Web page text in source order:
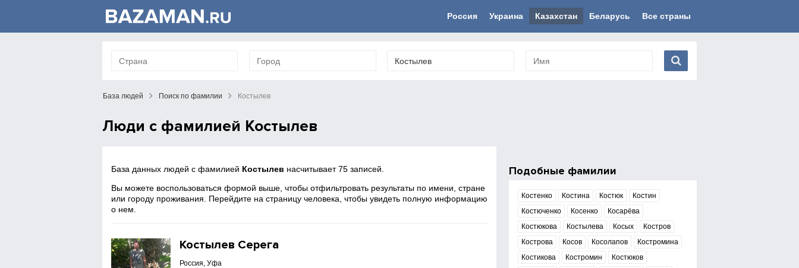
Россия Украина Казахстан Беларусь Все страны
База людей Поиск по фамилии Костылев
Люди с фамилией Костылев
База данных людей с фамилией Костылев насчитывает 75 записей.
Вы можете воспользоваться формой выше, чтобы отфильтровать результаты по имени, стране
или городу проживания. Перейдите на страницу человека, чтобы увидеть полную информацию
о нем.
Костылев Серега
Россия, Уфа
Подобные фамилии
Костенко Костина Костюк
Костин
Костюченко
Косенко
Косарёва
Костюкова
Костылева Косых
Костров
Кострова
Косов Косолапов
Костромина
Костикова
Костромин
Костюков